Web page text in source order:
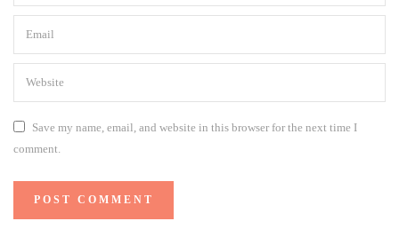
Save my name, email, and website in this browser for the next time I
comment.